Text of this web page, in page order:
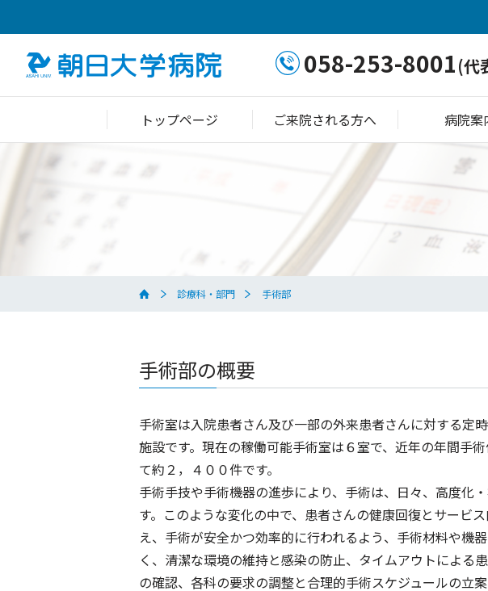
058-253-8001(代
トップページ ご来院される方へ 病院案
診療科・部門 手術部
手術部の概要
手術室は入院患者さん及び一部の外来患者さんに対する定
施設です。現在の稼働可能手術室は６室で、近年の年間手
て約２，４００件です。
手術手技や手術機器の進歩により、手術は、日々、高度化
す。このような変化の中で、患者さんの健康回復とサービ
え、手術が安全かつ効率的に行われるよう、手術材料や機
く、清潔な環境の維持と感染の防止、タイムアウトによる
の確認、各科の要求の調整と合理的手術スケジュールの立